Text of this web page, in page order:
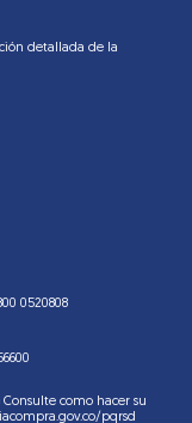
detallada de la
0520808
como hacer su
pqrsd